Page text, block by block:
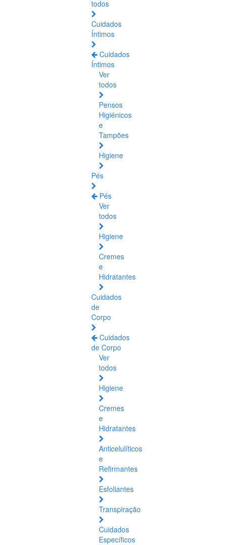
todos
Cuidados
Íntimos
Cuidados
Íntimos
Ver
todos
Pensos
Higiénicos
e
Tampões
Higiene
Pés
Pés
Ver
todos
Higiene
Cremes
e
Hidratantes
Cuidados
de
Corpo
Cuidados
de Corpo
Ver
todos
Higiene
Cremes
e
Hidratantes
Anticelulíticos
e
Refirmantes
Esfoliantes
Transpiração
Cuidados
Específicos